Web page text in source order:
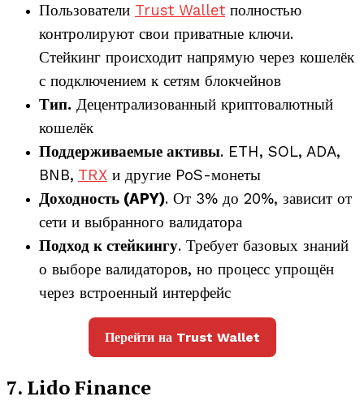
Пользователи Trust Wallet полностью
контролируют свои приватные ключи.
Стейкинг происходит напрямую через кошелёк
с подключением к сетям блокчейнов
Тип. Децентрализованный криптовалютный
кошелёк
Поддерживаемые активы. ETH, SOL, ADA,
BNB, TRX и другие PoS-монеты
Доходность (APY). От 3% до 20%, зависит от
сети и выбранного валидатора
Подход к стейкингу. Требует базовых знаний
о выборе валидаторов, но процесс упрощён
через встроенный интерфейс
Перейти на Trust Wallet
7. Lido Finance